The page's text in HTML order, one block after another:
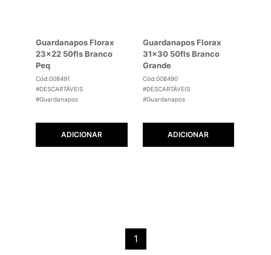
Guardanapos Florax
23x22 50fls Branco
Peq
Cód:008491
#DESCARTÁVEIS
#Guardanapos
ADICIONAR
Guardanapos Florax
31x30 50fls Branco
Grande
Cód:008490
#DESCARTÁVEIS
#Guardanapos
ADICIONAR
1